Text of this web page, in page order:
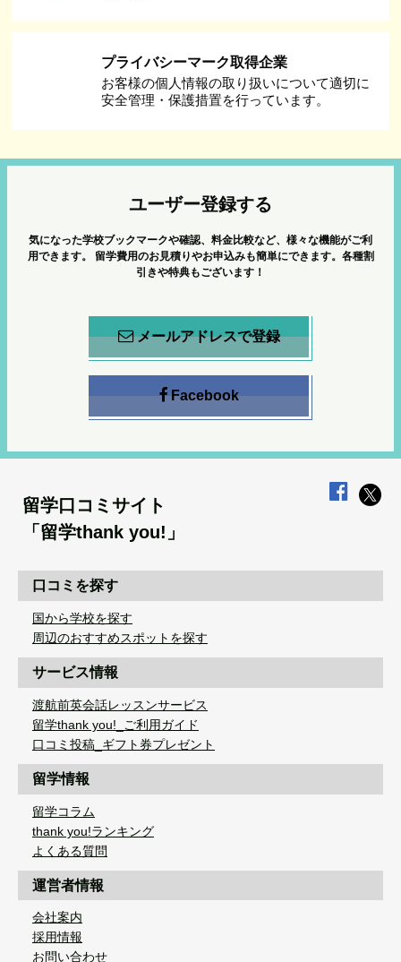
プライバシーマーク取得企業
お客様の個人情報の取り扱いについて適切に
安全管理・保護措置を行っています。
ユーザー登録する
気になった学校ブックマークや確認、料金比較など、様々な機能がご利
用できます。
留学費用のお見積りやお申込みも簡単にできます。各種割
引きや特典もございます！
メールアドレスで登録
Facebook
留学口コミサイト
「留学thank you!」
口コミを探す
国から学校を探す
周辺のおすすめスポットを探す
サービス情報
渡航前英会話レッスンサービス
留学thank you!_ご利用ガイド
口コミ投稿_ギフト券プレゼント
留学情報
留学コラム
thank you!ランキング
よくある質問
運営者情報
会社案内
採用情報
お問い合わせ